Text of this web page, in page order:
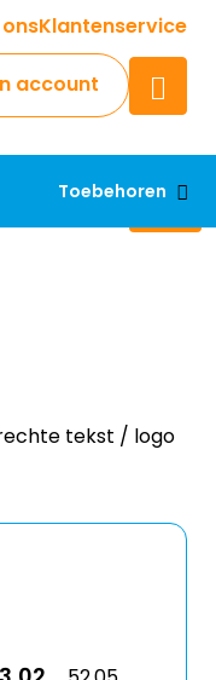
Klantenservice
account
Toebehoren
op uw vraag
chatbot
tekst / logo
btw